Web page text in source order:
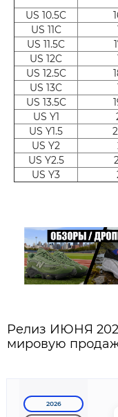
US 10.5C
US 11C
US 11.5C
US 12C
US 12.5C
US 13C
US 13.5C
US Y1
US Y1.5
US Y2
US Y2.5
US Y3
Релиз ИЮНЯ
мировую
2026